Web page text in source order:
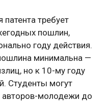
требует
пошлин,
году действия.
минимальна —
но к 10-му году
Студенты могут
авторов-молодежи до